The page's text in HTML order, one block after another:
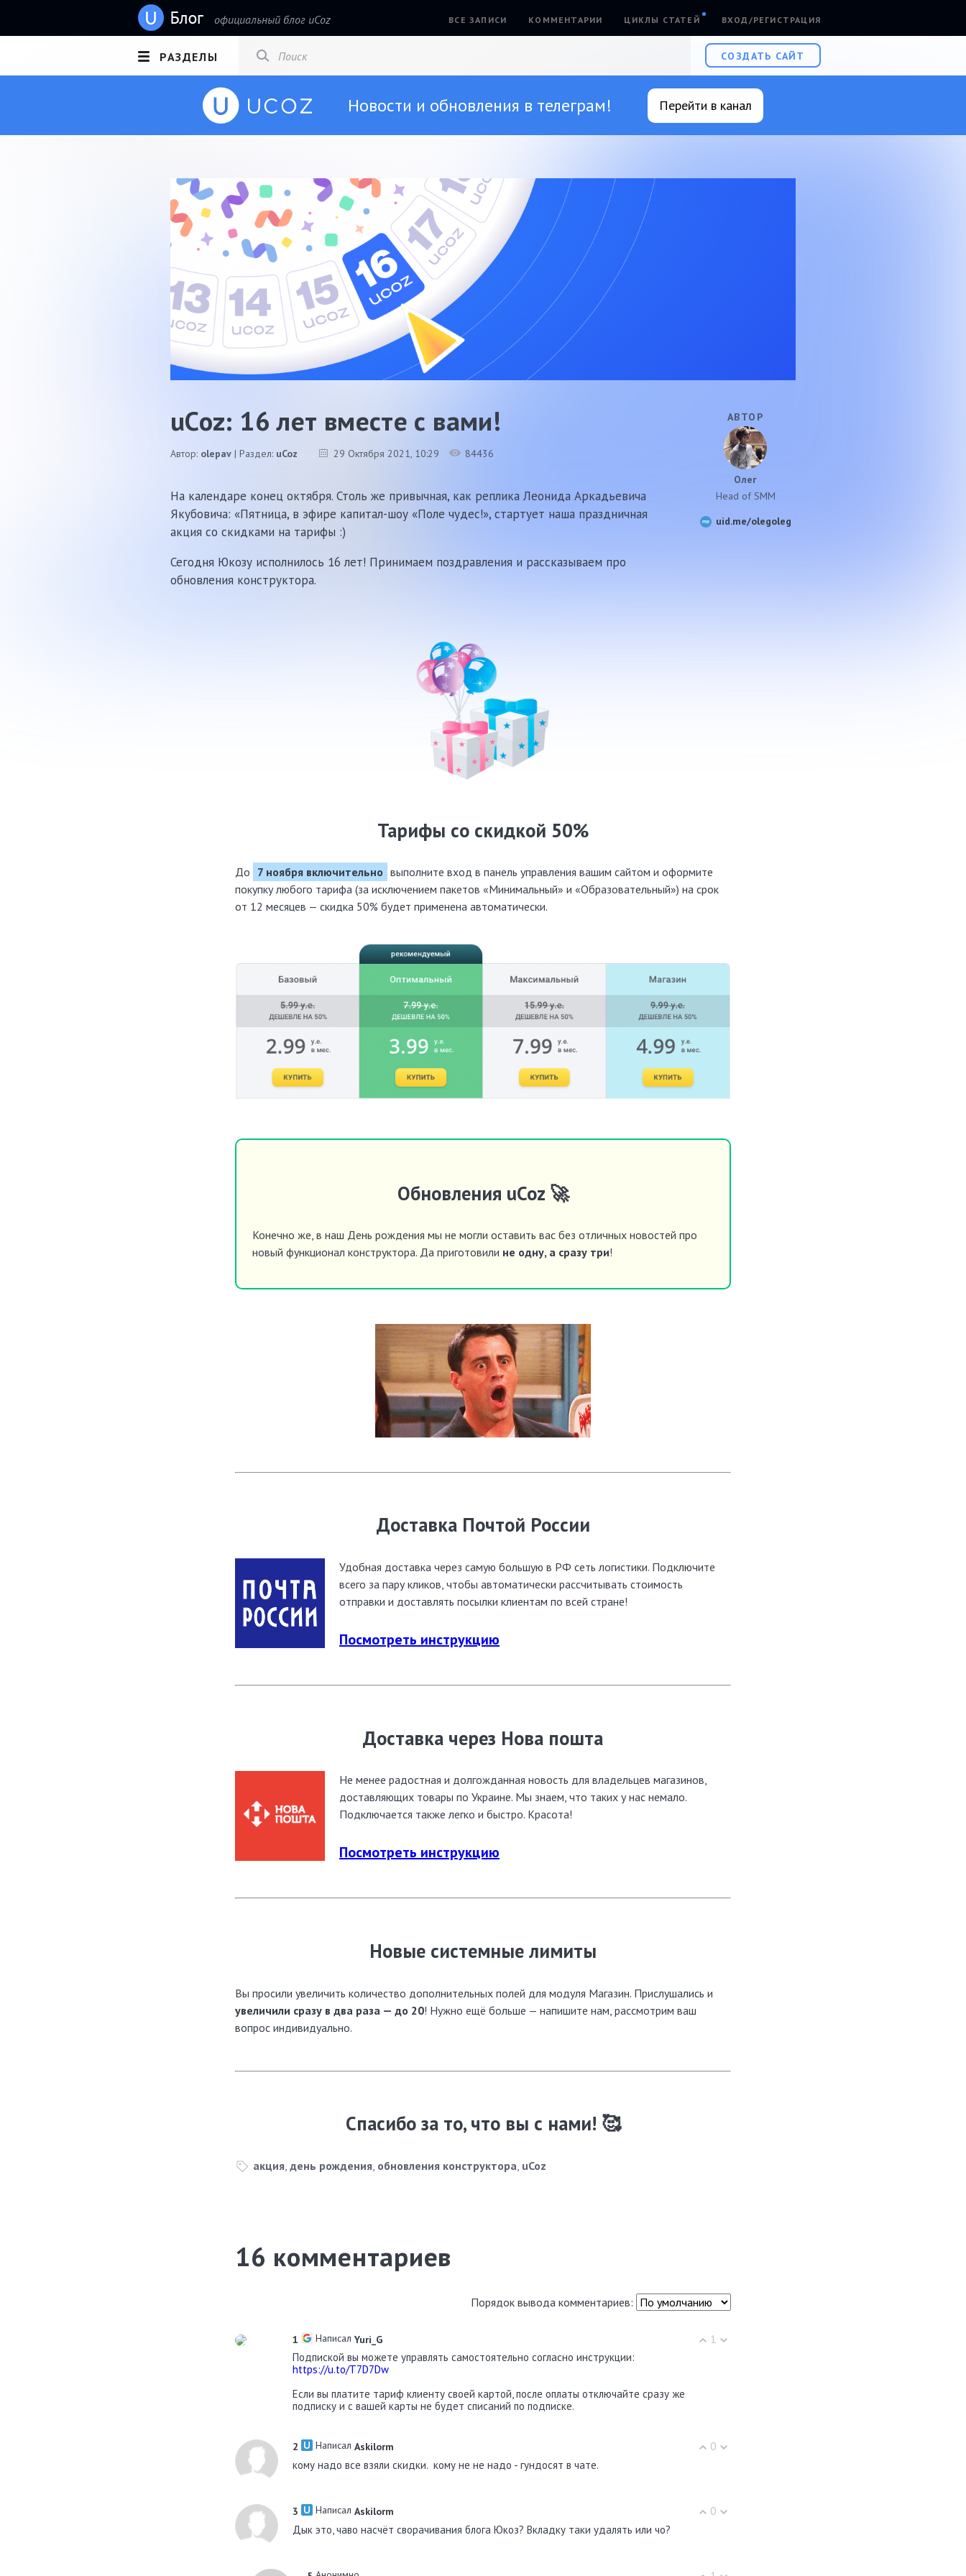
официальный блог uCoz ВСЕ ЗАПИСИ КОММЕНТАРИИ ЦИКЛЫ СТАТЕЙ ВХОД/РЕГИСТРАЦИЯ
РАЗДЕЛЫ СОЗДАТЬ САЙТ
Новости и обновления в телеграм! Перейти в канал
АВТОР
Олег
Head of SMM
uid.me/olegoleg
uCoz: 16 лет вместе с вами!
Автор: olepav | Раздел: uCoz 29 Октября 2021, 10:29 84436
На календаре конец октября. Столь же привычная, как реплика Леонида Аркадьевича
Якубовича: «Пятница, в эфире капитал-шоу «Поле чудес!», стартует наша праздничная
акция со скидками на тарифы :)
Сегодня Юкозу исполнилось 16 лет! Принимаем поздравления и рассказываем про
обновления конструктора.
Тарифы со скидкой 50%
До 7 ноября включительно выполните вход в панель управления вашим сайтом и оформите
покупку любого тарифа (за исключением пакетов «Минимальный» и «Образовательный») на срок
от 12 месяцев — скидка 50% будет применена автоматически.
Обновления uCoz 🚀
Конечно же, в наш День рождения мы не могли оставить вас без отличных новостей про
новый функционал конструктора. Да приготовили не одну, а сразу три!
Доставка Почтой России
Удобная доставка через самую большую в РФ сеть логистики. Подключите
всего за пару кликов, чтобы автоматически рассчитывать стоимость
отправки и доставлять посылки клиентам по всей стране!
Посмотреть инструкцию
Доставка через Нова пошта
Не менее радостная и долгожданная новость для владельцев магазинов,
доставляющих товары по Украине. Мы знаем, что таких у нас немало.
Подключается также легко и быстро. Красота!
Посмотреть инструкцию
Новые системные лимиты
Вы просили увеличить количество дополнительных полей для модуля Магазин. Прислушались и
увеличили сразу в два раза — до 20! Нужно ещё больше — напишите нам, рассмотрим ваш
вопрос индивидуально.
Спасибо за то, что вы с нами! 🥰
акция день рождения обновления конструктора uCoz
16 комментариев
Порядок вывода комментариев:
1
1 Написал Yuri_G
Подпиской вы можете управлять самостоятельно согласно инструкции:
https://u.to/T7D7Dw
Если вы платите тариф клиенту своей картой, после оплаты отключайте сразу же
подписку и с вашей карты не будет списаний по подписке.
0
2 Написал Askilorm
кому надо все взяли скидки. кому не не надо - гундосят в чате.
0
3 Написал Askilorm
Дык это, чаво насчёт сворачивания блога Юкоз? Вкладку таки удалять или чо?